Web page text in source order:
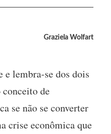
Graziela Wolfart
lembra-se dos dois
de
se não se converter
crise econômica que